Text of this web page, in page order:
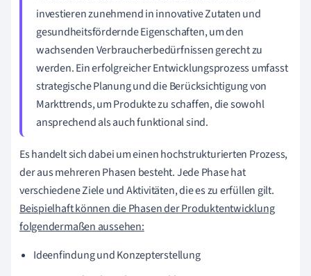
investieren zunehmend in innovative Zutaten und
gesundheitsfördernde Eigenschaften, um den
wachsenden Verbraucherbedürfnissen gerecht zu
werden. Ein erfolgreicher Entwicklungsprozess umfasst
strategische Planung und die Berücksichtigung von
Markttrends, um Produkte zu schaffen, die sowohl
ansprechend als auch funktional sind.
Es handelt sich dabei um einen hochstrukturierten Prozess,
der aus mehreren Phasen besteht. Jede Phase hat
verschiedene Ziele und Aktivitäten, die es zu erfüllen gilt.
Beispielhaft können die Phasen der Produktentwicklung
folgendermaßen aussehen:
Ideenfindung und Konzepterstellung